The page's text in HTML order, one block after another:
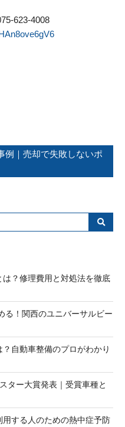
623-4008
例｜売却で失敗しないポ
？修理費用と対処法を徹底
る！関西のユニバーサルビー
自動車整備のプロがわかり
ター大賞発表｜受賞車種と
する人のための熱中症予防